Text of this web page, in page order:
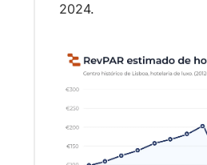
2024.